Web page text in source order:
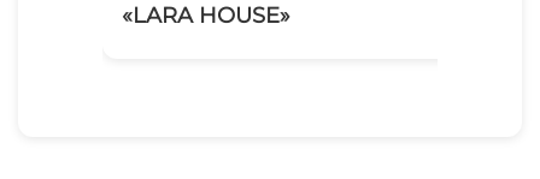
«LARA HOUSE»